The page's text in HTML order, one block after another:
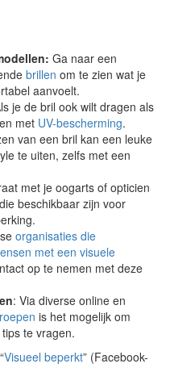
Ga naar een
brillen om te zien wat je
aanvoelt.
je de bril ook wilt dragen als
met UV-bescherming.
van een bril kan een leuke
te uiten, zelfs met een
met je oogarts of opticien
beschikbaar zijn voor
organisaties die
met een visuele
op te nemen met deze
: Via diverse online en
is het mogelijk om
te vragen.
“Visueel beperkt” (Facebook-